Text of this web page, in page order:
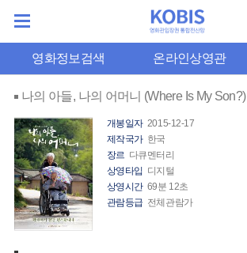
영화정보검색 온라인상영관
나의 아들, 나의 어머니 (Where Is My Son?)
개봉일자 2015-12-17
제작국가 한국
장르 다큐멘터리
상영타입 디지털
상영시간 69분 12초
관람등급 전체관람가